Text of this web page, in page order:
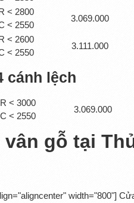
< 2800
< 2550
3.069.000
< 2600
< 2550
3.111.000
cánh lệch
< 3000
< 2550
3.069.000
vân gỗ tại
width="800"]